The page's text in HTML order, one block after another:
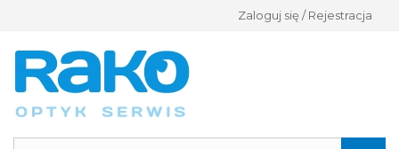
Zaloguj się / Rejestracja